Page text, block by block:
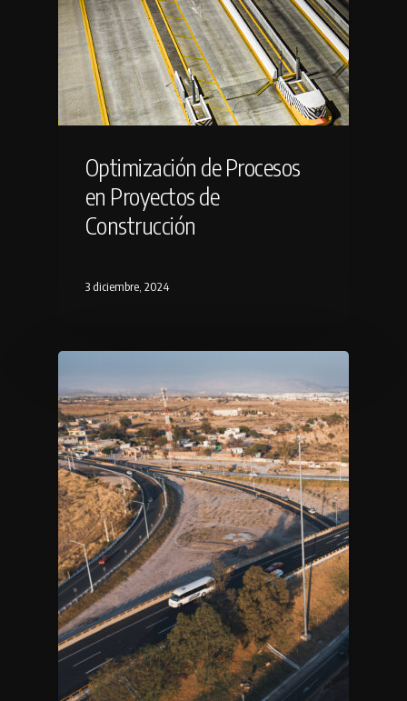
Optimización de Procesos
en Proyectos de
Construcción
3 diciembre, 2024